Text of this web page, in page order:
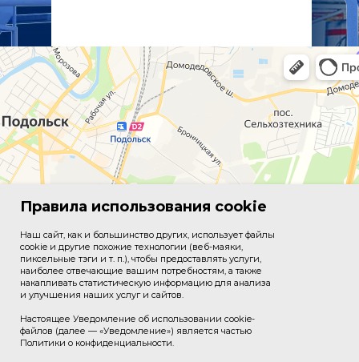
Правила использования cookie
Наш сайт, как и большинство других, использует файлы
cookie и другие похожие технологии (веб-маяки,
пиксельные тэги и т. п.), чтобы предоставлять услуги,
наиболее отвечающие вашим потребностям, а также
накапливать статистическую информацию для анализа
и улучшения наших услуг и сайтов.
Настоящее Уведомление об использовании cookie-
файлов (далее — «Уведомление») является частью
Политики о конфиденциальности.